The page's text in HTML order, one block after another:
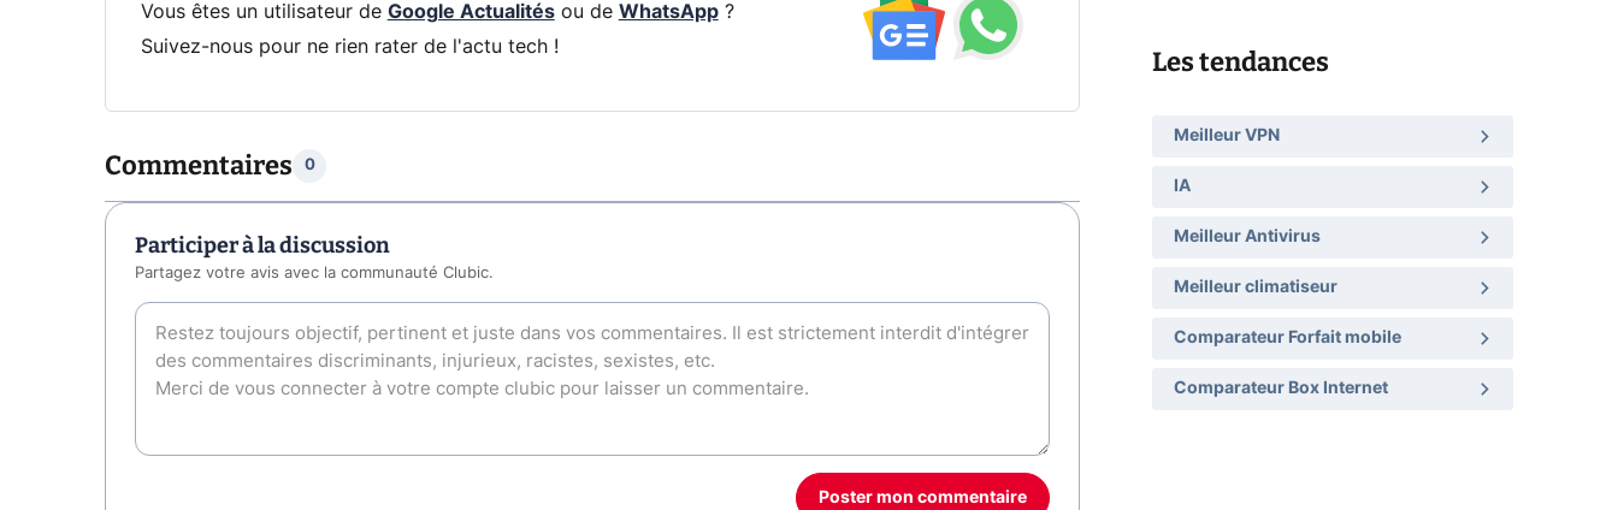
Vous êtes un utilisateur de Google Actualitésou de WhatsApp?
Suivez-nous pour ne rien rater de l'actu tech !
Commentaires 0
Participer à la discussion
Partagez votre avis avec la communauté Clubic.
Poster mon commentaire
Les tendances
Meilleur VPN
IA
Meilleur Antivirus
Meilleur climatiseur
Comparateur Forfait mobile
Comparateur Box Internet